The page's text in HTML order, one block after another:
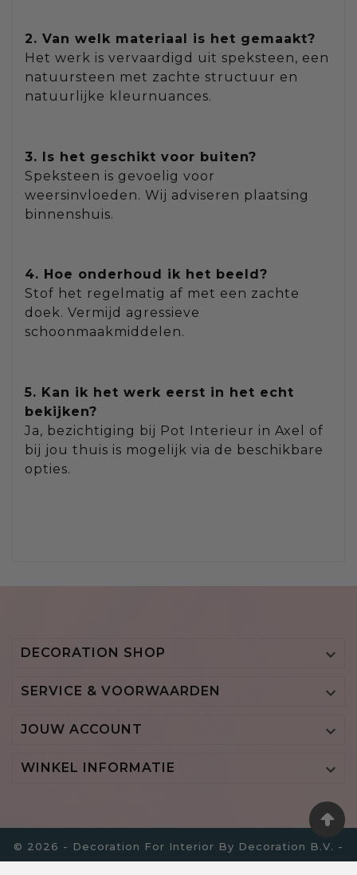
2. Van welk materiaal is het gemaakt?
Het werk is vervaardigd uit speksteen, een
natuursteen met zachte structuur en
natuurlijke kleurnuances.
3. Is het geschikt voor buiten?
Speksteen is gevoelig voor
weersinvloeden. Wij adviseren plaatsing
binnenshuis.
4. Hoe onderhoud ik het beeld?
Stof het regelmatig af met een zachte
doek. Vermijd agressieve
schoonmaakmiddelen.
5. Kan ik het werk eerst in het echt
bekijken?
Ja, bezichtiging bij Pot Interieur in Axel of
bij jou thuis is mogelijk via de beschikbare
opties.
DECORATION SHOP 
SERVICE & VOORWAARDEN 
JOUW ACCOUNT 
WINKEL INFORMATIE 
© 2026 - Decoration For Interior By Decoration B.V. -